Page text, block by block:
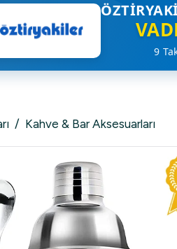
9
/ Kahve & Bar Aksesuarları